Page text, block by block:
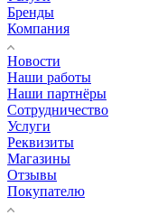
Бренды
Компания
Новости
Наши работы
Наши партнёры
Сотрудничество
Услуги
Реквизиты
Магазины
Отзывы
Покупателю